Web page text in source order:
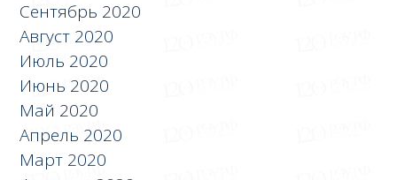
Сентябрь 2020
Август 2020
Июль 2020
Июнь 2020
Май 2020
Апрель 2020
Март 2020